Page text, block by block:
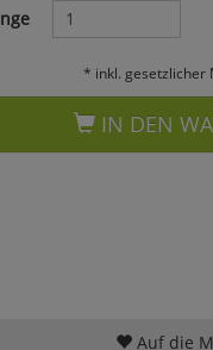
* inkl. gesetzlicher
IN DEN
Auf die